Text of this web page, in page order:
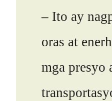
– Ito ay
oras at
mga presyo